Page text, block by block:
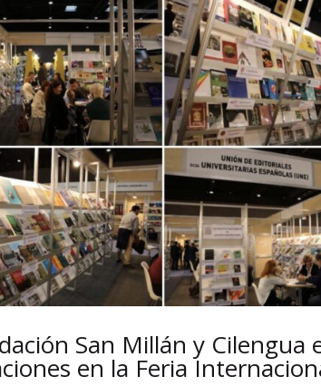
San Millán y
en la Feria